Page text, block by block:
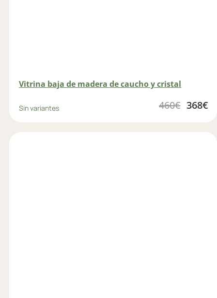
Vitrina baja de madera de caucho y cristal
Sin variantes 460€ 368€